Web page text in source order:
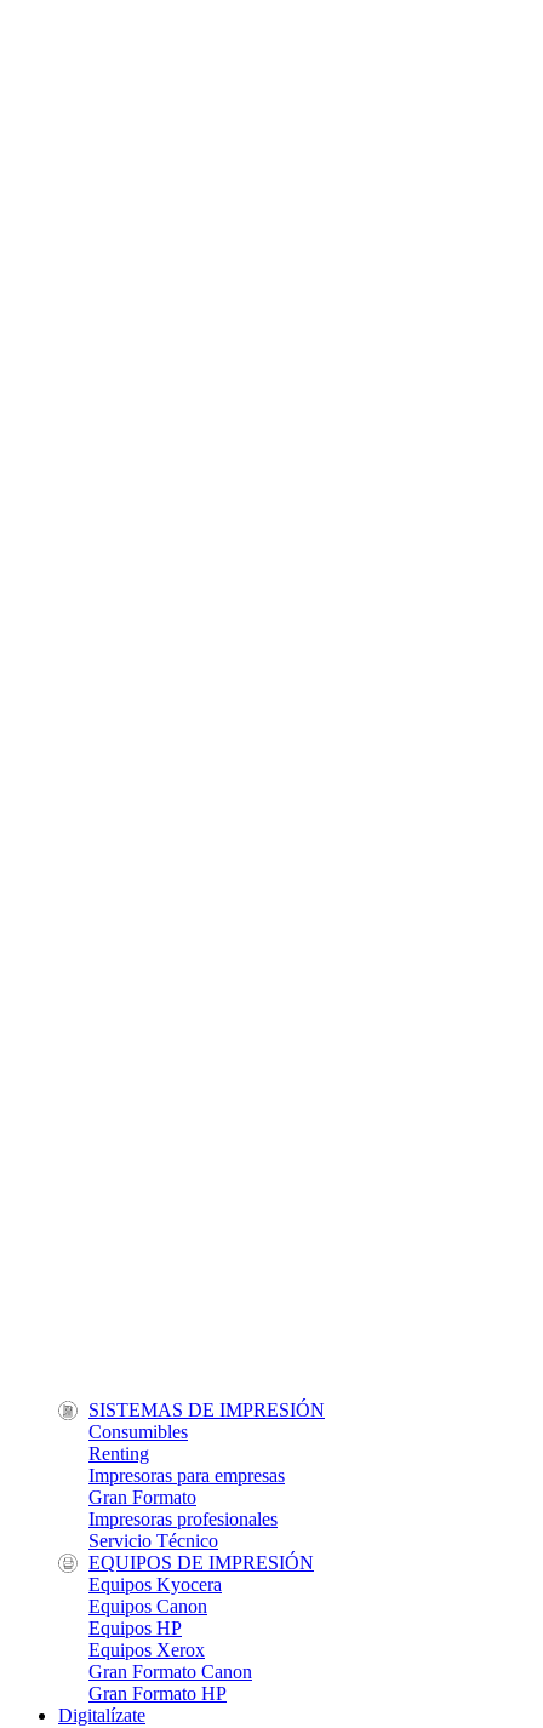
SISTEMAS DE IMPRESIÓN
Consumibles
Renting
Impresoras para empresas
Gran Formato
Impresoras profesionales
Servicio Técnico
EQUIPOS DE IMPRESIÓN
Equipos Kyocera
Equipos Canon
Equipos HP
Equipos Xerox
Gran Formato Canon
Gran Formato HP
Digitalízate